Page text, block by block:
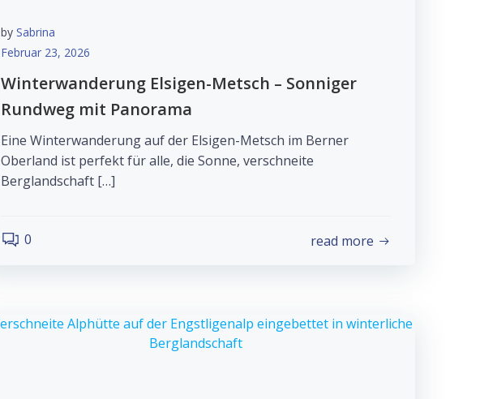
by Sabrina
Februar 23, 2026
Winterwanderung Elsigen-Metsch – Sonniger
Rundweg mit Panorama
Eine Winterwanderung auf der Elsigen-Metsch im Berner
Oberland ist perfekt für alle, die Sonne, verschneite
Berglandschaft […]
0 read more